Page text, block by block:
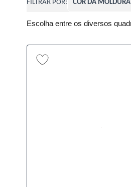
FILTRAR POR: COR DA MOLDURA
Escolha entre os diversos